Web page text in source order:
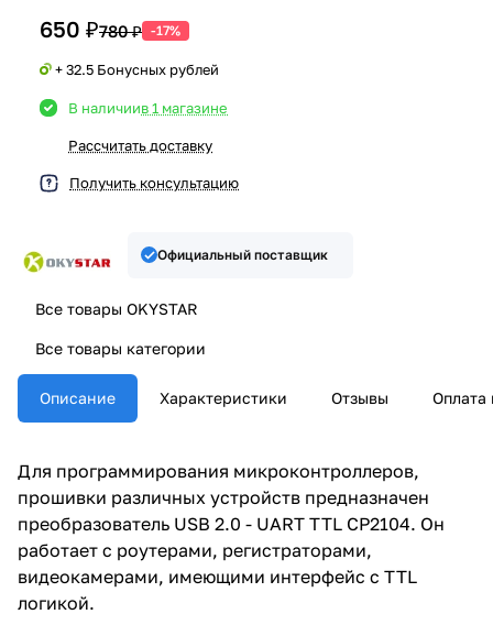
650 ₽780 ₽ -17%
+ 32.5 Бонусных рублей
В наличиив 1 магазине
Рассчитать доставку
Получить консультацию
Официальный поставщик
Все товары OKYSTAR
Все товары категории
Описание Характеристики Отзывы Оплата
Для программирования микроконтроллеров,
прошивки различных устройств предназначен
преобразователь USB 2.0 - UART TTL CP2104. Он
работает с роутерами, регистраторами,
видеокамерами, имеющими интерфейс с TTL
логикой.